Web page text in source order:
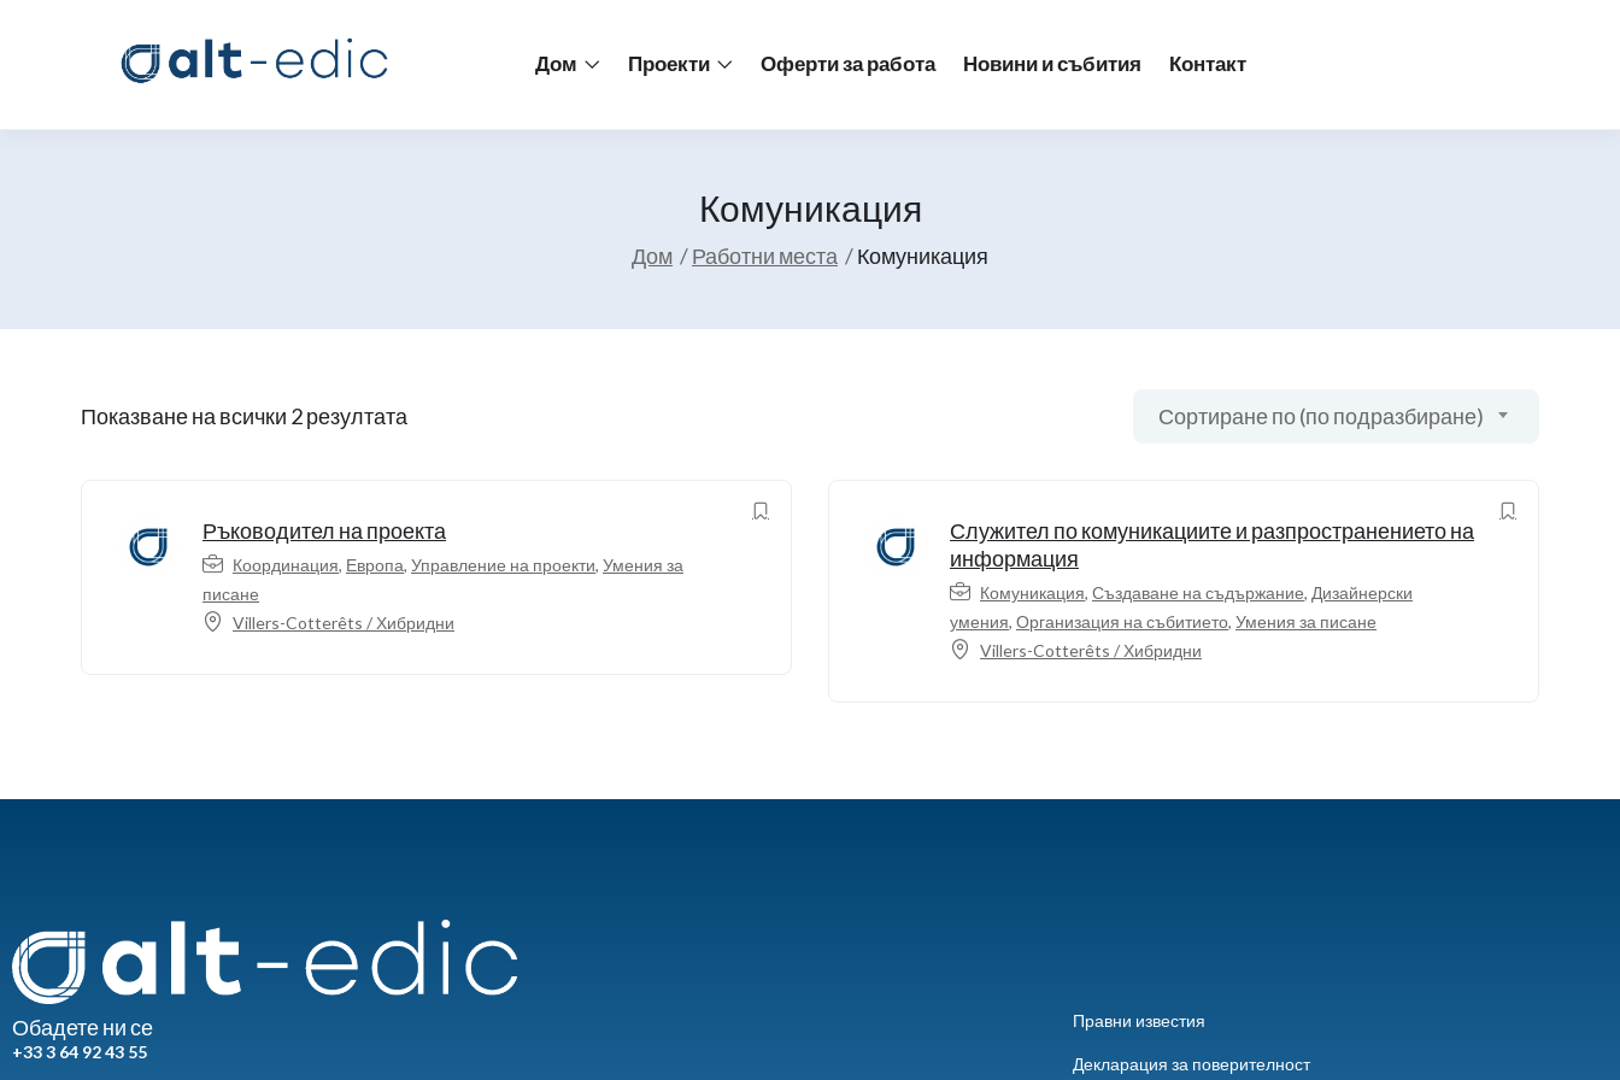
Дом Проекти Оферти за работа Новини и събития Контакт
Комуникация
Дом Работни места Комуникация
Показване на всички 2 резултата Сортиране по (по подразбиране)
Ръководител на проекта
Координация, Европа, Управление на проекти, Умения за
писане
Villers-Cotterêts / Хибридни
Служител по комуникациите и разпространението на
информация
Комуникация, Създаване на съдържание, Дизайнерски
умения, Организация на събитието, Умения за писане
Villers-Cotterêts / Хибридни
Обадете ни се
+33 3 64 92 43 55
Правни известия
Декларация за поверителност